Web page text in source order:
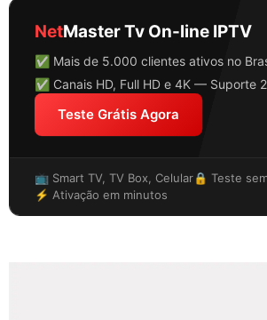
NetMaster Tv On-line IPTV
✅ Mais de 5.000 clientes ativos no
✅ Canais HD, Full HD e 4K — Suporte
Teste Grátis Agora
📺 Smart TV, TV Box, Celular🔒 Teste
⚡ Ativação em minutos